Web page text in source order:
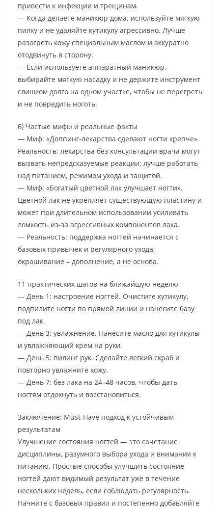
привести к инфекции и трещинам.
— Когда делаете маникюр дома, используйте мягкую
пилку и не удаляйте кутикулу агрессивно. Лучше
разогреть кожу специальным маслом и аккуратно
отодвинуть в сторону.
— Если используете аппаратный маникюр,
выбирайте мягкую насадку и не держите инструмент
слишком долго на одном участке, чтобы не перегреть
и не повредить ноготь.
6) Частые мифы и реальные факты
— Миф: «Доппинг-лекарства сделают ногти крепче».
Реальность: лекарства без консультации врача могут
вызвать непредсказуемые реакции; лучше работать
над питанием, режимом ухода и защитой.
— Миф: «Богатый цветной лак улучшает ногти».
Цветной лак не укрепляет существующую пластину и
может при длительном использовании усиливать
ломкость из-за агрессивных компонентов лака.
— Реальность: поддержка ногтей начинается с
базовых привычек и регулярного ухода;
окрашивание – дополнение, а не основа.
11 практических шагов на ближайшую неделю
— День 1: настроение ногтей. Очистите кутикулу,
подпилите ногти по прямой линии и нанесите базу
под лак.
— День 3: увлажнение. Нанесите масло для кутикулы
и увлажняющий крем на руки.
— День 5: пилинг рук. Сделайте легкий скраб и
повторно увлажните кожу.
— День 7: без лака на 24–48 часов, чтобы дать
ногтям отдохнуть и восстановиться.
Заключение: Must-Have подход к устойчивым
результатам
Улучшение состояния ногтей — это сочетание
дисциплины, разумного выбора ухода и внимания к
питанию. Простые способы улучшить состояние
ногтей дают видимый результат уже в течение
нескольких недель, если соблюдать регулярность.
Начните с базовых правил и постепенно добавляйте